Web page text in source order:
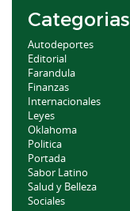
Categorias
Autodeportes
Editorial
Farandula
Finanzas
Internacionales
Leyes
Oklahoma
Politica
Portada
Sabor Latino
Salud y Belleza
Sociales